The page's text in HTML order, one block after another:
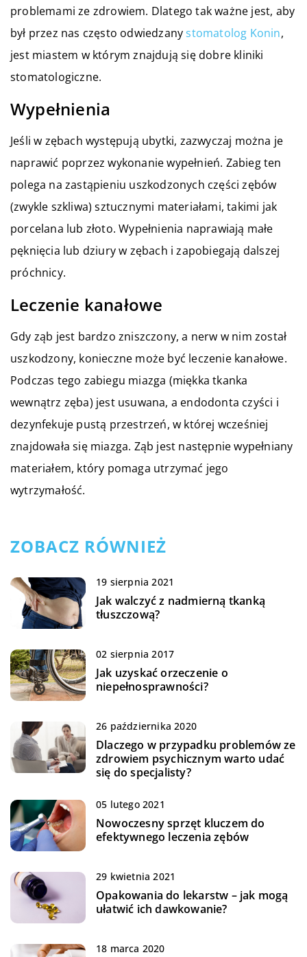
problemami ze zdrowiem. Dlatego tak ważne jest, aby
był przez nas często odwiedzanystomatolog Konin,
jest miastem w którym znajdują się dobre kliniki
stomatologiczne.
Wypełnienia
Jeśli w zębach występują ubytki, zazwyczaj można je
naprawić poprzez wykonanie wypełnień. Zabieg ten
polega na zastąpieniu uszkodzonych części zębów
(zwykle szkliwa) sztucznymi materiałami, takimi jak
porcelana lub złoto. Wypełnienia naprawiają małe
pęknięcia lub dziury w zębach i zapobiegają dalszej
próchnicy.
Leczenie kanałowe
Gdy ząb jest bardzo zniszczony, a nerw w nim został
uszkodzony, konieczne może być leczenie kanałowe.
Podczas tego zabiegu miazga (miękka tkanka
wewnątrz zęba) jest usuwana, a endodonta czyści i
dezynfekuje pustą przestrzeń, w której wcześniej
znajdowała się miazga. Ząb jest następnie wypełniany
materiałem, który pomaga utrzymać jego
wytrzymałość.
ZOBACZ RÓWNIEŻ
19 sierpnia 2021
Jak walczyć z nadmierną tkanką
tłuszczową?
02 sierpnia 2017
Jak uzyskać orzeczenie o
niepełnosprawności?
26 października 2020
Dlaczego w przypadku problemów ze
zdrowiem psychicznym warto udać
się do specjalisty?
05 lutego 2021
Nowoczesny sprzęt kluczem do
efektywnego leczenia zębów
29 kwietnia 2021
Opakowania do lekarstw – jak mogą
ułatwić ich dawkowanie?
18 marca 2020